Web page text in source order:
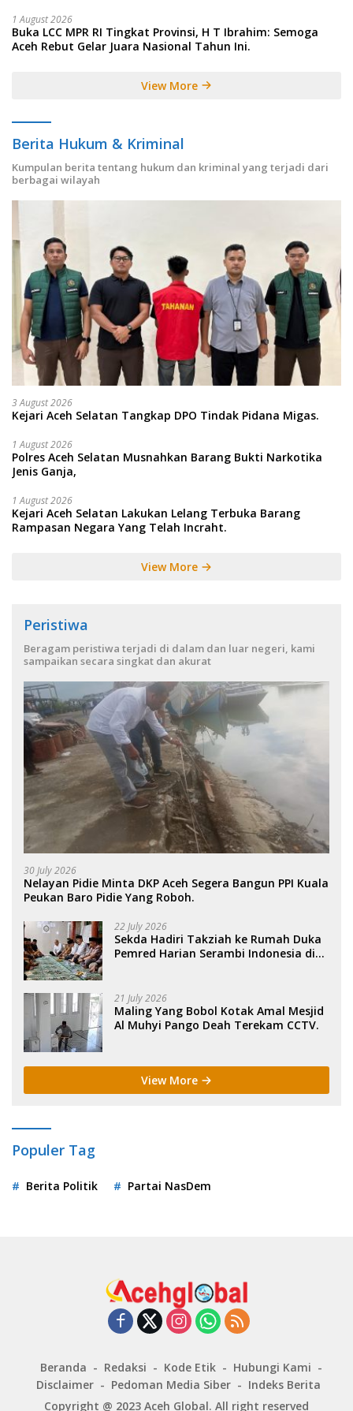
1 August 2026
Buka LCC MPR RI Tingkat Provinsi, H T Ibrahim: Semoga
Aceh Rebut Gelar Juara Nasional Tahun Ini.
View More
Berita Hukum & Kriminal
Kumpulan berita tentang hukum dan kriminal yang terjadi dari
berbagai wilayah
3 August 2026
Kejari Aceh Selatan Tangkap DPO Tindak Pidana Migas.
1 August 2026
Polres Aceh Selatan Musnahkan Barang Bukti Narkotika
Jenis Ganja,
1 August 2026
Kejari Aceh Selatan Lakukan Lelang Terbuka Barang
Rampasan Negara Yang Telah Incraht.
View More
Peristiwa
Beragam peristiwa terjadi di dalam dan luar negeri, kami
sampaikan secara singkat dan akurat
30 July 2026
Nelayan Pidie Minta DKP Aceh Segera Bangun PPI Kuala
Peukan Baro Pidie Yang Roboh.
22 July 2026
Sekda Hadiri Takziah ke Rumah Duka
Pemred Harian Serambi Indonesia di
21 July 2026
Maling Yang Bobol Kotak Amal Mesjid
Al Muhyi Pango Deah Terekam CCTV.
View More
Populer Tag
Berita Politik Partai NasDem
Beranda Redaksi Kode Etik
Hubungi Kami
Disclaimer
Pedoman Media Siber
Indeks Berita
Copyright @ 2023 Aceh Global. All right reserved